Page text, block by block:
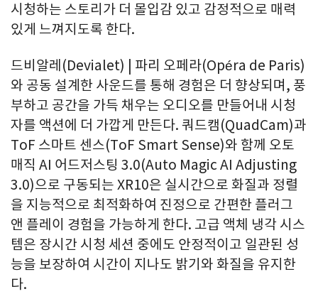
시청하는 스토리가 더 몰입감 있고 감정적으로 매력
있게 느껴지도록 한다.
드비알레(Devialet) | 파리 오페라(Opéra de Paris)
와 공동 설계한 사운드를 통해 경험은 더 향상되며, 풍
부하고 공간을 가득 채우는 오디오를 만들어내 시청
자를 액션에 더 가깝게 만든다. 쿼드캠(QuadCam)과
ToF 스마트 센스(ToF Smart Sense)와 함께 오토
매직 AI 어드저스팅 3.0(Auto Magic AI Adjusting
3.0)으로 구동되는 XR10은 실시간으로 화질과 정렬
을 지능적으로 최적화하여 진정으로 간편한 플러그
앤 플레이 경험을 가능하게 한다. 고급 액체 냉각 시스
템은 장시간 시청 세션 중에도 안정적이고 일관된 성
능을 보장하여 시간이 지나도 밝기와 화질을 유지한
다.